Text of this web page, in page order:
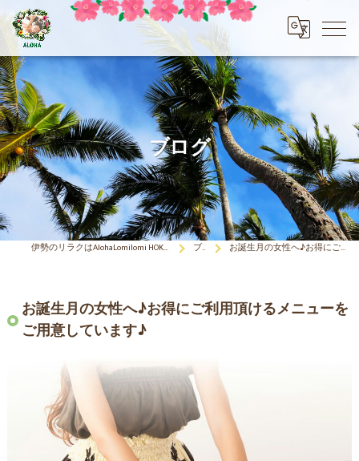
ブログ
伊勢のリラクはAlohaLomilomi HOKULELEcoco(アロハロミロミ ホクレレココ)☆彡 ブログ お誕生月の女性へ♪お得にご利用頂けるメニューをご用意しています♪
お誕生月の女性へ♪お得にご利用頂けるメニューを
ご用意しています♪